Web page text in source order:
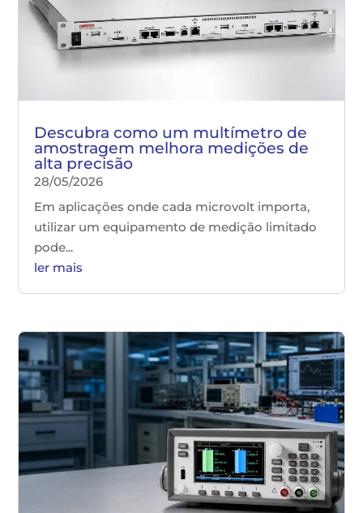
Descubra como um multímetro de
amostragem melhora medições de
alta precisão
28/05/2026
Em aplicações onde cada microvolt importa,
utilizar um equipamento de medição limitado
pode...
ler mais